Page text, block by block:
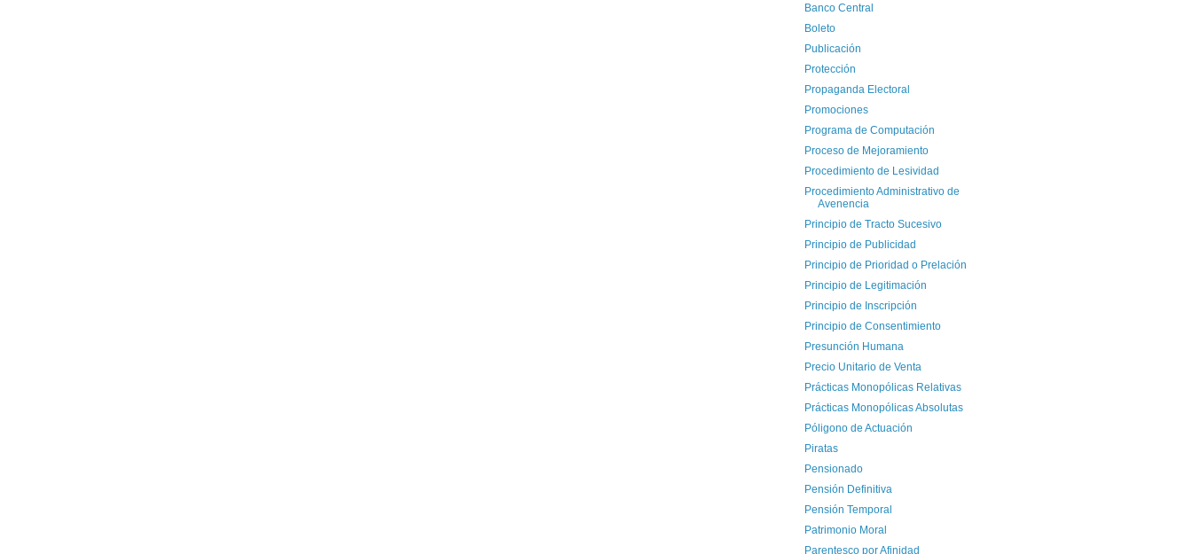
Banco Central
Boleto
Publicación
Protección
Propaganda Electoral
Promociones
Programa de Computación
Proceso de Mejoramiento
Procedimiento de Lesividad
Procedimiento Administrativo de
Avenencia
Principio de Tracto Sucesivo
Principio de Publicidad
Principio de Prioridad o Prelación
Principio de Legitimación
Principio de Inscripción
Principio de Consentimiento
Presunción Humana
Precio Unitario de Venta
Prácticas Monopólicas Relativas
Prácticas Monopólicas Absolutas
Póligono de Actuación
Piratas
Pensionado
Pensión Definitiva
Pensión Temporal
Patrimonio Moral
Parentesco por Afinidad